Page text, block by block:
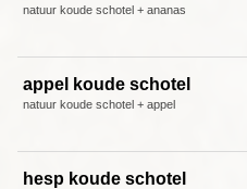
natuur koude schotel + ananas
appel koude schotel
natuur koude schotel + appel
hesp koude schotel